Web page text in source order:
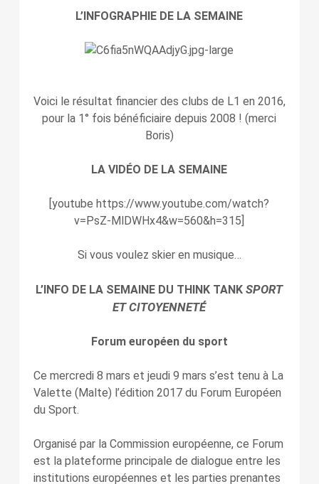
L’INFOGRAPHIE DE LA SEMAINE
Voici le résultat financier des clubs de L1 en 2016,
pour la 1° fois bénéficiaire depuis 2008 ! (merci
Boris)
LA VIDÉO DE LA SEMAINE
[youtube https://www.youtube.com/watch?
v=PsZ-MlDWHx4&w=560&h=315]
Si vous voulez skier en musique…
L’INFO DE LA SEMAINE DU THINK TANKSPORT
ET CITOYENNETÉ
Forum européen du sport
Ce mercredi 8 mars et jeudi 9 mars s’est tenu à La
Valette (Malte) l’édition 2017 du Forum Européen
du Sport.
Organisé par la Commission européenne, ce Forum
est la plateforme principale de dialogue entre les
institutions européennes et les parties prenantes